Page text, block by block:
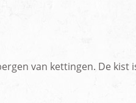
van kettingen. De kist